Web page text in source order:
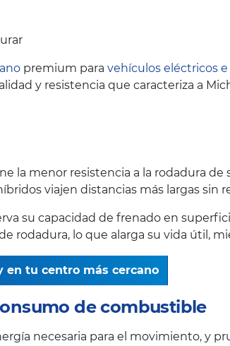
premium para vehículos eléctricos
y resistencia que caracteriza a
la menor resistencia a la rodadura
viajen distancias más largas sin
su capacidad de frenado en
rodadura, lo que alarga su vida útil,
en tu centro más cercano
de combustible
necesaria para el movimiento, y